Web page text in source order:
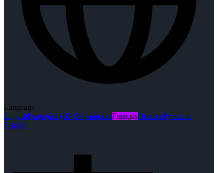
Language
EnglishPortuguês (BR)УкраїнськаFrançaisDeutschРусский
Español